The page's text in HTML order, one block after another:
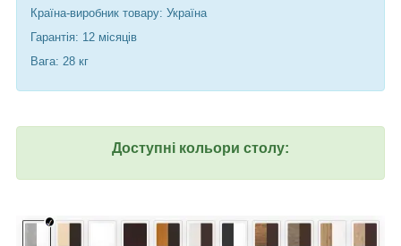
Країна-виробник товару: Україна
Гарантія: 12 місяців
Вага: 28 кг
Доступні кольори столу: